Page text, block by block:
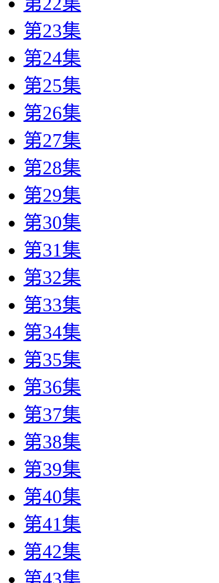
第23集
第24集
第25集
第26集
第27集
第28集
第29集
第30集
第31集
第32集
第33集
第34集
第35集
第36集
第37集
第38集
第39集
第40集
第41集
第42集
第43集